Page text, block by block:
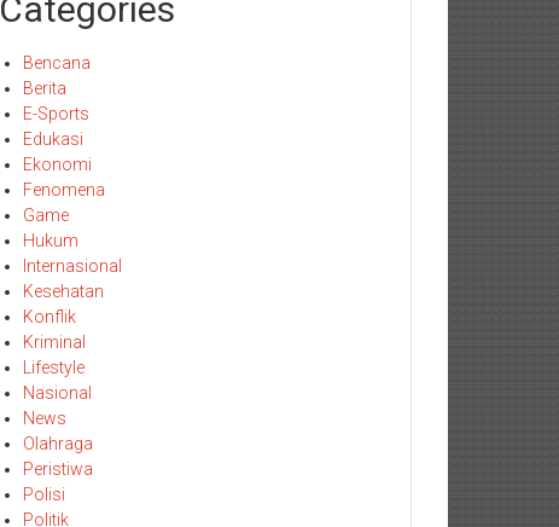
Categories
Bencana
Berita
E-Sports
Edukasi
Ekonomi
Fenomena
Game
Hukum
Internasional
Kesehatan
Konflik
Kriminal
Lifestyle
Nasional
News
Olahraga
Peristiwa
Polisi
Politik